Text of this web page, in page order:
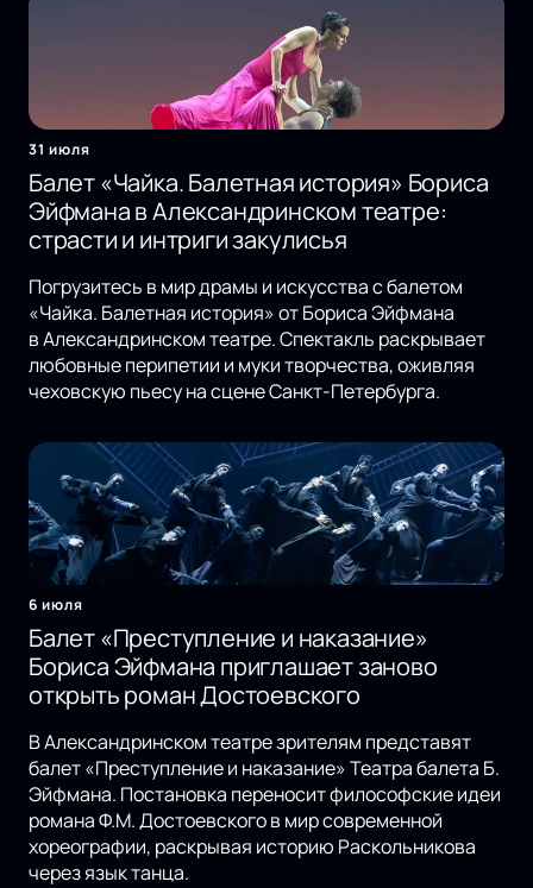
31 июля
Балет «Чайка. Балетная история» Бориса
Эйфмана в Александринском театре:
страсти и интриги закулисья
Погрузитесь в мир драмы и искусства с балетом
«Чайка. Балетная история» от Бориса Эйфмана
в Александринском театре. Спектакль раскрывает
любовные перипетии и муки творчества, оживляя
чеховскую пьесу на сцене Санкт-Петербурга.
6 июля
Балет «Преступление и наказание»
Бориса Эйфмана приглашает заново
открыть роман Достоевского
В Александринском театре зрителям представят
балет «Преступление и наказание» Театра балета Б.
Эйфмана. Постановка переносит философские идеи
романа Ф.М. Достоевского в мир современной
хореографии, раскрывая историю Раскольникова
через язык танца.